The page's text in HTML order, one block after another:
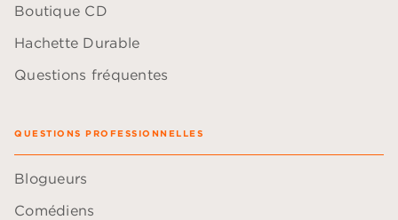
Boutique CD
Hachette Durable
Questions fréquentes
QUESTIONS PROFESSIONNELLES
Blogueurs
Comédiens